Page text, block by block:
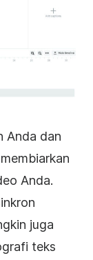
Anda dan
Anda.
juga
teks